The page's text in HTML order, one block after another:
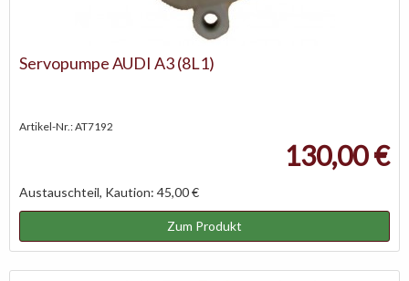
Servopumpe AUDI A3 (8L1)
Artikel-Nr.: AT7192
130,00 €
Austauschteil, Kaution: 45,00 €
Zum Produkt